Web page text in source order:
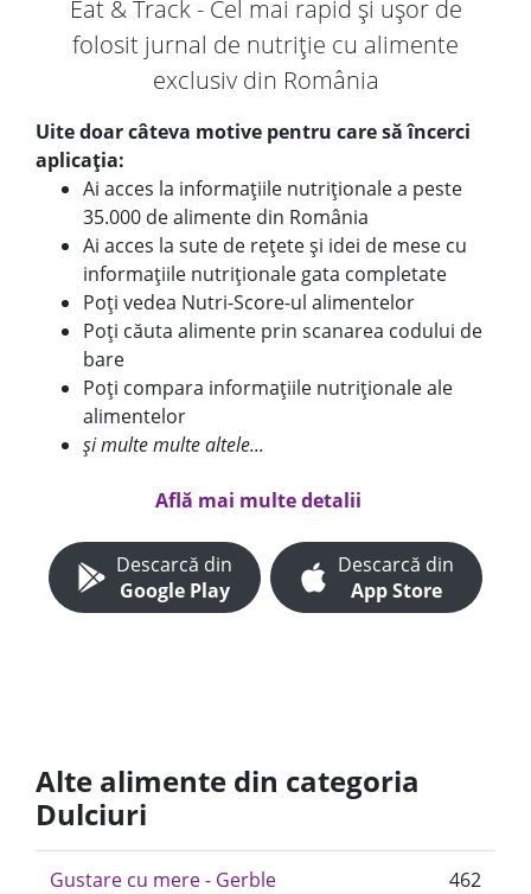
Eat & Track - Cel mai rapid și ușor de
folosit jurnal de nutriție cu alimente
exclusiv din România
Uite doar câteva motive pentru care să încerci
aplicația:
Ai acces la informațiile nutriționale a peste
35.000 de alimente din România
Ai acces la sute de rețete și idei de mese cu
informațiile nutriționale gata completate
Poți vedea Nutri-Score-ul alimentelor
Poți căuta alimente prin scanarea codului de
bare
Poți compara informațiile nutriționale ale
alimentelor
și multe multe altele...
Află mai multe detalii
Descarcă din
Google Play
Descarcă din
App Store
Alte alimente din categoria
Dulciuri
Gustare cu mere - Gerble
462